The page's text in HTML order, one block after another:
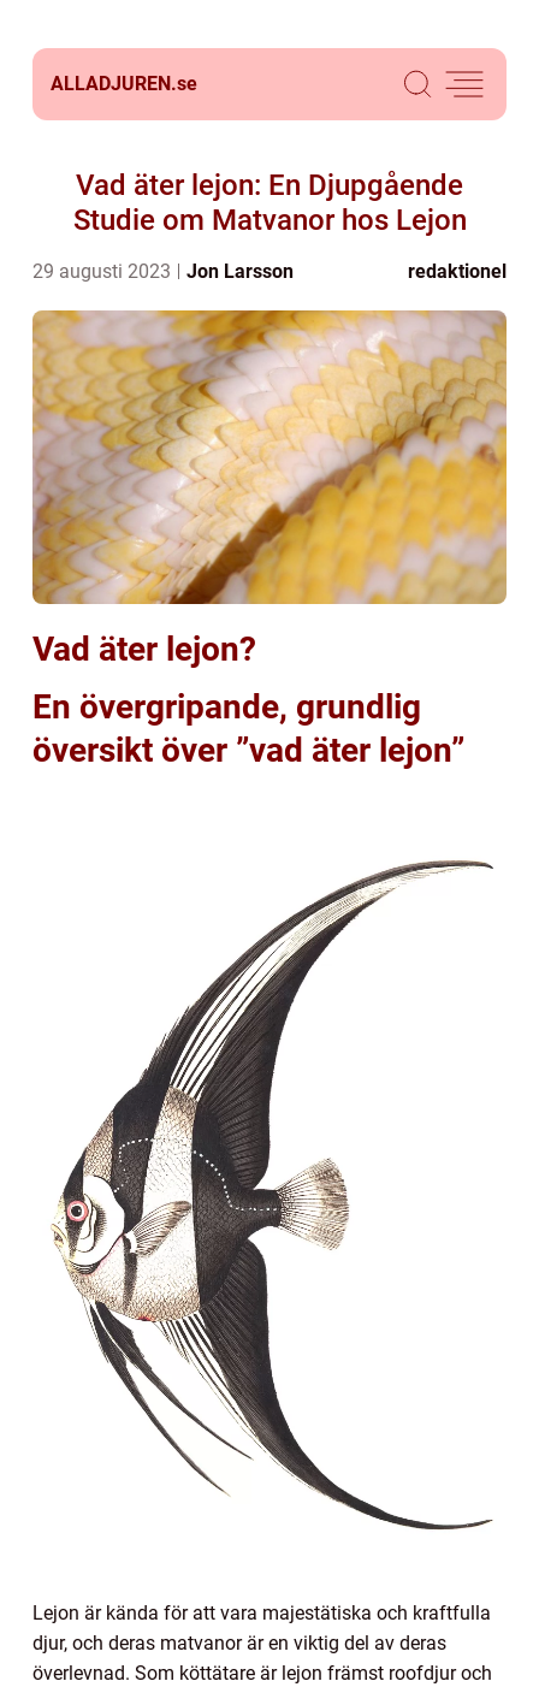
ALLADJUREN.se
Vad äter lejon: En Djupgående
Studie om Matvanor hos Lejon
29 augusti 2023 Jon Larsson redaktionel
Vad äter lejon?
En övergripande, grundlig
översikt över ”vad äter lejon”
Lejon är kända för att vara majestätiska och kraftfulla
djur, och deras matvanor är en viktig del av deras
överlevnad. Som köttätare är lejon främst roofdjur och